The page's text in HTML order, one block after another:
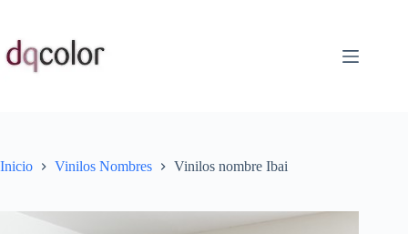
contenido
Inicio Vinilos Nombres Vinilos nombre Ibai